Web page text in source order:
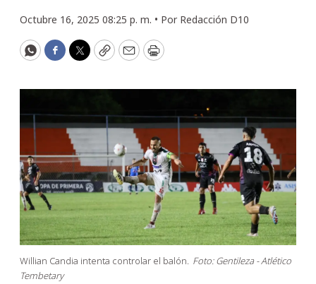
Octubre 16, 2025 08:25 p. m. • Por Redacción D10
WhatsApp
Facebook
Twitter
CopyEmailPrint
Willian Candia intenta controlar el balón. Foto: Gentileza - Atlético
Tembetary